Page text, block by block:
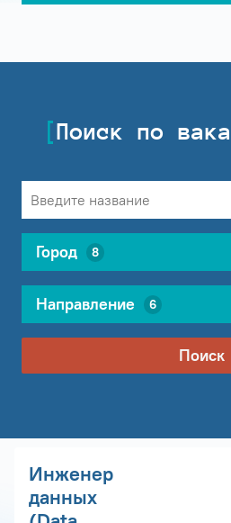
Поиск по
Город 8
Направление 6
Поиск
Инженер
данных